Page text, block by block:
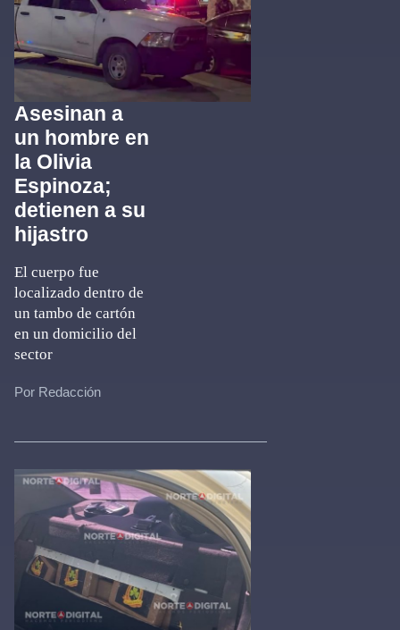
Asesinan a
un hombre en
la Olivia
Espinoza;
detienen a su
hijastro
El cuerpo fue
localizado dentro de
un tambo de cartón
en un domicilio del
sector
Por Redacción